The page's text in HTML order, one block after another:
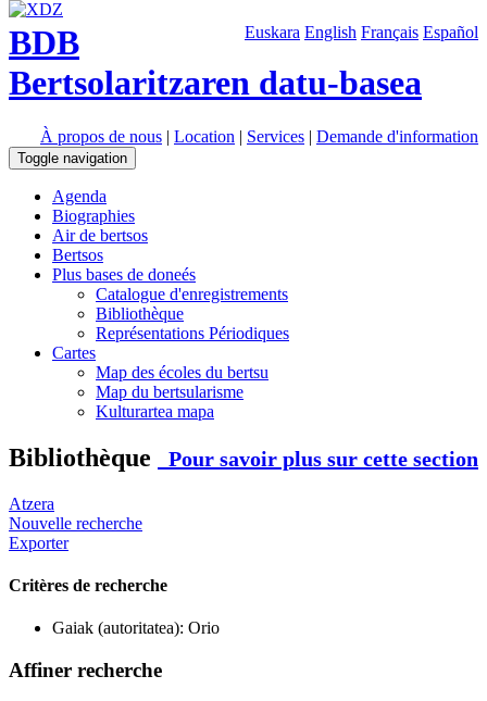
Euskara English Français Español
BDB
Bertsolaritzaren datu-basea
À propos de nous | Location | Services | Demande d'information
Toggle navigation
Agenda
Biographies
Air de bertsos
Bertsos
Plus bases de doneés
Catalogue d'enregistrements
Bibliothèque
Représentations Périodiques
Cartes
Map des écoles du bertsu
Map du bertsularisme
Kulturartea mapa
Bibliothèque Pour savoir plus sur cette section
Atzera
Nouvelle recherche
Exporter
Critères de recherche
Gaiak (autoritatea): Orio
Affiner recherche